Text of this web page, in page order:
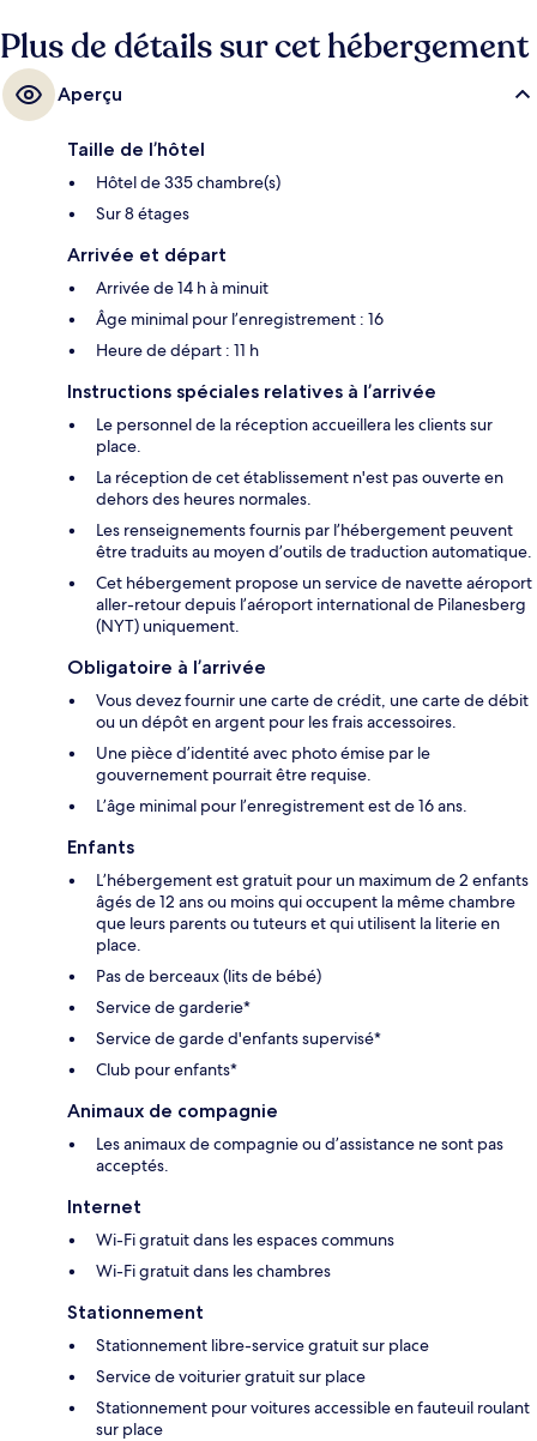
Plus de détails sur cet hébergement
Aperçu
Taille de l’hôtel
Hôtel de 335 chambre(s)
Sur 8 étages
Arrivée et départ
Arrivée de 14 h à minuit
Âge minimal pour l’enregistrement : 16
Heure de départ : 11 h
Instructions spéciales relatives à l’arrivée
Le personnel de la réception accueillera les clients sur
place.
La réception de cet établissement n'est pas ouverte en
dehors des heures normales.
Les renseignements fournis par l’hébergement peuvent
être traduits au moyen d’outils de traduction automatique.
Cet hébergement propose un service de navette aéroport
aller-retour depuis l’aéroport international de Pilanesberg
(NYT) uniquement.
Obligatoire à l’arrivée
Vous devez fournir une carte de crédit, une carte de débit
ou un dépôt en argent pour les frais accessoires.
Une pièce d’identité avec photo émise par le
gouvernement pourrait être requise.
L’âge minimal pour l’enregistrement est de 16 ans.
Enfants
L’hébergement est gratuit pour un maximum de 2 enfants
âgés de 12 ans ou moins qui occupent la même chambre
que leurs parents ou tuteurs et qui utilisent la literie en
place.
Pas de berceaux (lits de bébé)
Service de garderie*
Service de garde d'enfants supervisé*
Club pour enfants*
Animaux de compagnie
Les animaux de compagnie ou d’assistance ne sont pas
acceptés.
Internet
Wi-Fi gratuit dans les espaces communs
Wi-Fi gratuit dans les chambres
Stationnement
Stationnement libre-service gratuit sur place
Service de voiturier gratuit sur place
Stationnement pour voitures accessible en fauteuil roulant
sur place